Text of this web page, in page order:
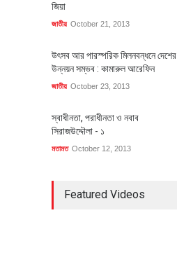
জিয়া
জাতীয় October 21, 2013
উৎসব আর পারস্পরিক মিলনবন্ধনে দেশের
উন্নয়ন সম্ভব : কামারুল আরেফিন
জাতীয় October 23, 2013
স্বাধীনতা, পরাধীনতা ও নবাব
সিরাজউদ্দৌলা - ১
মতামত October 12, 2013
Featured Videos